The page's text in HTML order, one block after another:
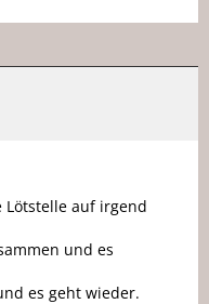
Lötstelle auf irgend
und es
es geht wieder.